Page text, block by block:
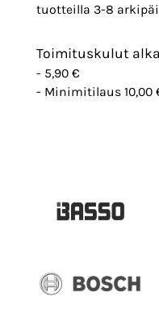
tuotteilla 3-8
Toimituskulut
- 5,90 €
- Minimitilaus 10,00